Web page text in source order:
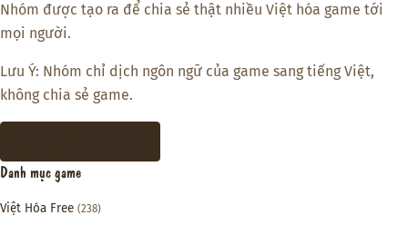
Nhóm được tạo ra để chia sẻ thật nhiều Việt hóa game tới
mọi người.
Lưu Ý: Nhóm chỉ dịch ngôn ngữ của game sang tiếng Việt,
không chia sẻ game.
Danh mục game
Việt Hóa Free (238)